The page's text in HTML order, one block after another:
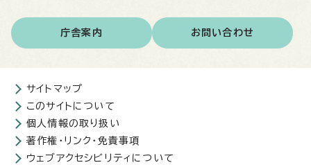
庁舎案内 お問い合わせ
サイトマップ
このサイトについて
個人情報の取り扱い
著作権・リンク・免責事項
ウェブアクセシビリティについて